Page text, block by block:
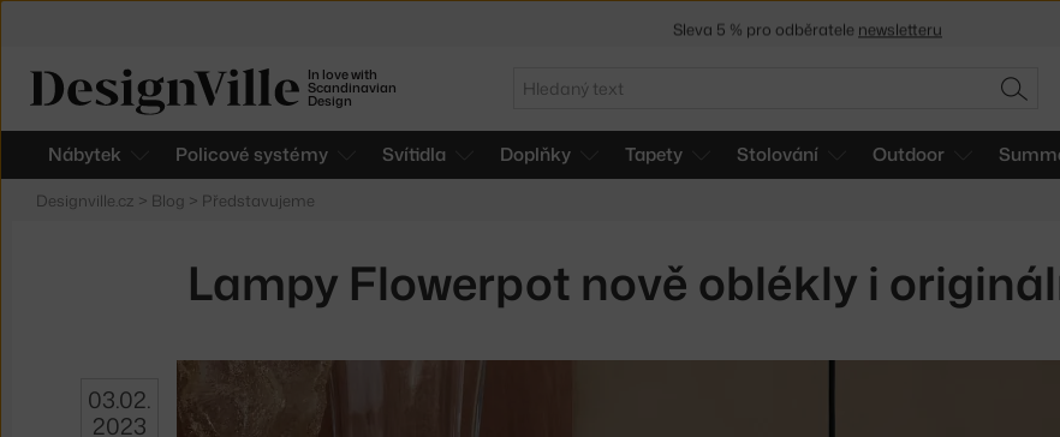
In love with
Scandinavian
Design
Hledat
Nábytek Policové systémy Svítidla Doplňky Tapety Stolování Outdoor
Designville.cz > Blog > Představujeme
Lampy Flowerpot nově oblékly i
03.02.
2023
Sleva 5 % pro odběratele newsletteru